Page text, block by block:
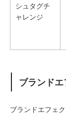
シュタグチ
ャレンジ
ブランド
ブランドエフェ